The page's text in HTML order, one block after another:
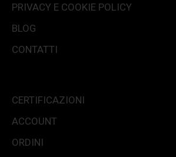
PRIVACY E COOKIE POLICY
BLOG
CONTATTI
CERTIFICAZIONI
ACCOUNT
ORDINI